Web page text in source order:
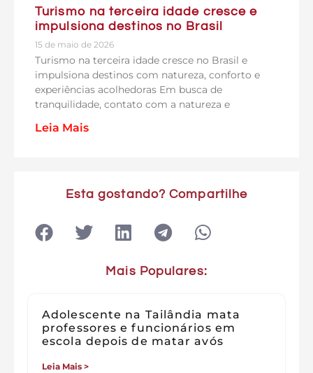
Turismo na terceira idade cresce e
impulsiona destinos no Brasil
15 de maio de 2026
Turismo na terceira idade cresce no Brasil e
impulsiona destinos com natureza, conforto e
experiências acolhedoras Em busca de
tranquilidade, contato com a natureza e
Leia Mais
Esta gostando? Compartilhe
Mais Populares:
Adolescente na Tailândia mata
professores e funcionários em
escola depois de matar avós
Leia Mais >